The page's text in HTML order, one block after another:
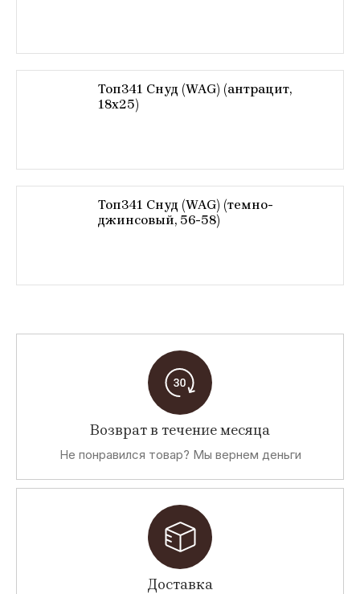
Топ341 Снуд (WAG) (антрацит,
18х25)
Топ341 Снуд (WAG) (темно-
джинсовый, 56-58)
Возврат в течение месяца
Не понравился товар? Мы вернем деньги
Доставка